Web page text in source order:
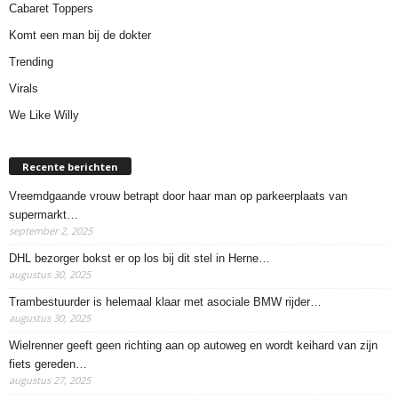
Cabaret Toppers
Komt een man bij de dokter
Trending
Virals
We Like Willy
Recente berichten
Vreemdgaande vrouw betrapt door haar man op parkeerplaats van
supermarkt…
september 2, 2025
DHL bezorger bokst er op los bij dit stel in Herne…
augustus 30, 2025
Trambestuurder is helemaal klaar met asociale BMW rijder…
augustus 30, 2025
Wielrenner geeft geen richting aan op autoweg en wordt keihard van zijn
fiets gereden…
augustus 27, 2025